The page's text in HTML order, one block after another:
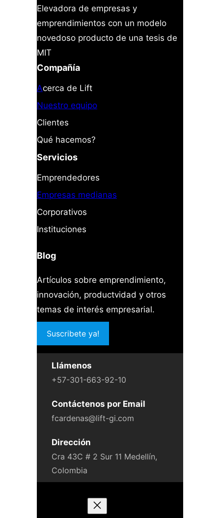
Elevadora de empresas y
emprendimientos con un modelo
novedoso producto de una tesis de
MIT
Compañía
Acerca de Lift
Nuestro equipo
Clientes
Qué hacemos?
Servicios
Emprendedores
Empresas medianas
Corporativos
Instituciones
Blog
Artículos sobre emprendimiento,
innovación, productvidad y otros
temas de interés empresarial.
Suscribete ya!
Llámenos
+57-301-663-92-10
Contáctenos por Email
fcardenas@lift-gi.com
Dirección
Cra 43C # 2 Sur 11 Medellín,
Colombia